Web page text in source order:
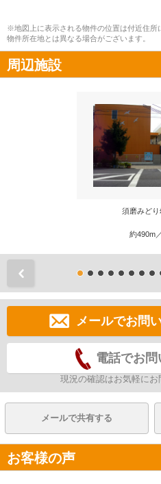
※地図上に表示される物件の位置は付近住所
物件所在地とは異なる場合がございます。
周辺施設
須磨みどり
約490m
メールでお問
電話でお
現況の確認はお気軽にお
メールで共有する
お客様の声